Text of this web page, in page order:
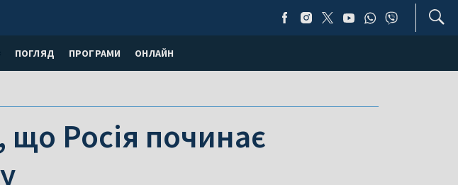
ПОГЛЯД ПРОГРАМИ ОНЛАЙН
Росія починає